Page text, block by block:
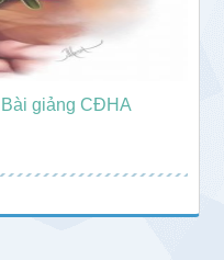
giảng CĐHA